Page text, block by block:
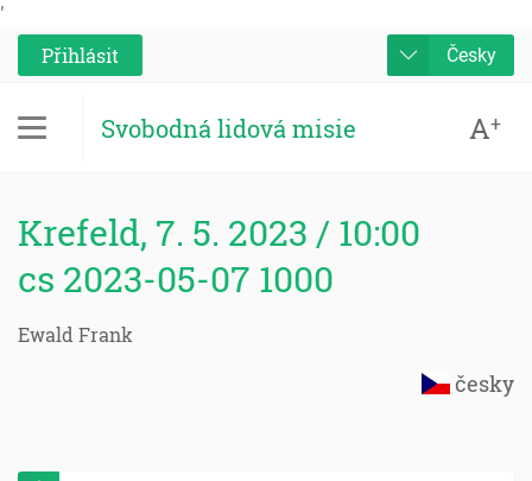
'
Přihlásit
Česky
Svobodná lidová misie A+
Krefeld, 7. 5. 2023 / 10:00
cs 2023-05-07 1000
Ewald Frank
česky